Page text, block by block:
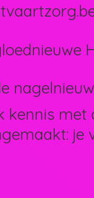
kennis
je